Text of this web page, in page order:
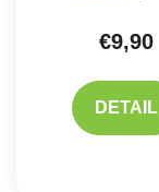
€9,90
DETAIL